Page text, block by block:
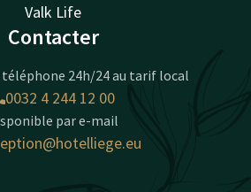
Valk Life
Contacter
24h/24 au tarif local
0032 4 244 12 00
par e-mail